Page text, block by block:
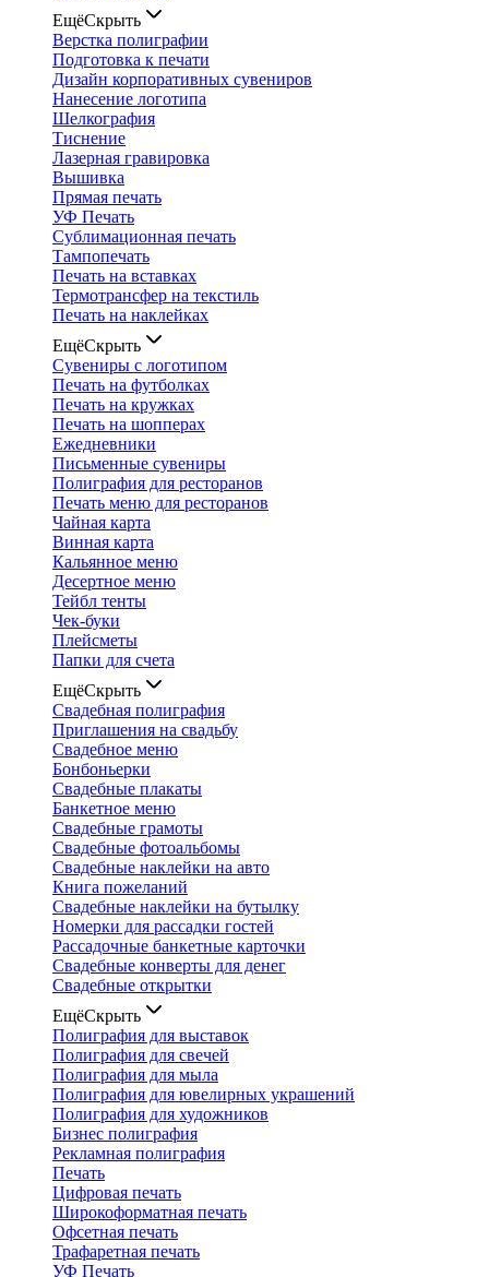
ЕщёСкрыть
Верстка полиграфии
Подготовка к печати
Дизайн корпоративных сувениров
Нанесение логотипа
Шелкография
Тиснение
Лазерная гравировка
Вышивка
Прямая печать
УФ Печать
Сублимационная печать
Тампопечать
Печать на вставках
Термотрансфер на текстиль
Печать на наклейках
ЕщёСкрыть
Сувениры с логотипом
Печать на футболках
Печать на кружках
Печать на шопперах
Ежедневники
Письменные сувениры
Полиграфия для ресторанов
Печать меню для ресторанов
Чайная карта
Винная карта
Кальянное меню
Десертное меню
Тейбл тенты
Чек-буки
Плейсметы
Папки для счета
ЕщёСкрыть
Свадебная полиграфия
Приглашения на свадьбу
Свадебное меню
Бонбоньерки
Свадебные плакаты
Банкетное меню
Свадебные грамоты
Свадебные фотоальбомы
Свадебные наклейки на авто
Книга пожеланий
Свадебные наклейки на бутылку
Номерки для рассадки гостей
Рассадочные банкетные карточки
Свадебные конверты для денег
Свадебные открытки
ЕщёСкрыть
Полиграфия для выставок
Полиграфия для свечей
Полиграфия для мыла
Полиграфия для ювелирных украшений
Полиграфия для художников
Бизнес полиграфия
Рекламная полиграфия
Печать
Цифровая печать
Широкоформатная печать
Офсетная печать
Трафаретная печать
УФ Печать